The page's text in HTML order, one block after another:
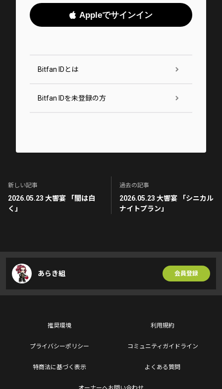
Appleでサインイン
Bitfan IDとは
Bitfan IDを未登録の方
新しい記事
2026.05.23 大響宴 「闇は白
く」
過去の記事
2026.05.23 大響宴 「シニカル
ナイトプラン」
あらき組 会員登録
推奨環境 利用規約
プライバシーポリシー コミュニティガイドライン
特商法に基づく表示 よくある質問